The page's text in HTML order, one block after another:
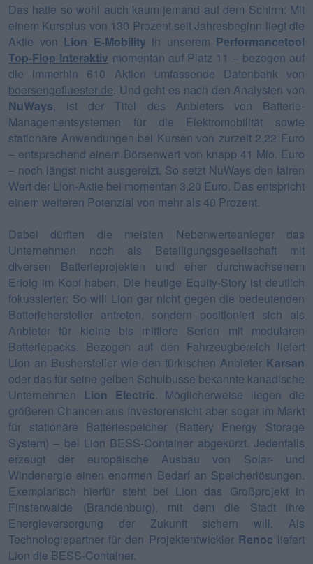
Das hatte so wohl auch kaum jemand auf dem Schirm: Mit
einem Kursplus von 130 Prozent seit Jahresbeginn liegt die
Aktie von Lion E-Mobility in unserem Performancetool
Top-Flop Interaktiv momentan auf Platz 11 – bezogen auf
die immerhin 610 Aktien umfassende Datenbank von
boersengefluester.de. Und geht es nach den Analysten von
NuWays, ist der Titel des Anbieters von Batterie-
Managementsystemen für die Elektromobilität sowie
stationäre Anwendungen bei Kursen von zurzeit 2,22 Euro
– entsprechend einem Börsenwert von knapp 41 Mio. Euro
– noch längst nicht ausgereizt. So setzt NuWays den fairen
Wert der Lion-Aktie bei momentan 3,20 Euro. Das entspricht
einem weiteren Potenzial von mehr als 40 Prozent.
Dabei dürften die meisten Nebenwerteanleger das
Unternehmen noch als Beteiligungsgesellschaft mit
diversen Batterieprojekten und eher durchwachsenem
Erfolg im Kopf haben. Die heutige Equity-Story ist deutlich
fokussierter: So will Lion gar nicht gegen die bedeutenden
Batteriehersteller antreten, sondern positioniert sich als
Anbieter für kleine bis mittlere Serien mit modularen
Batteriepacks. Bezogen auf den Fahrzeugbereich liefert
Lion an Bushersteller wie den türkischen Anbieter Karsan
oder das für seine gelben Schulbusse bekannte kanadische
Unternehmen Lion Electric. Möglicherweise liegen die
größeren Chancen aus Investorensicht aber sogar im Markt
für stationäre Batteriespeicher (Battery Energy Storage
System) – bei Lion BESS-Container abgekürzt. Jedenfalls
erzeugt der europäische Ausbau von Solar- und
Windenergie einen enormen Bedarf an Speicherlösungen.
Exemplarisch hierfür steht bei Lion das Großprojekt in
Finsterwalde (Brandenburg), mit dem die Stadt ihre
Energieversorgung der Zukunft sichern will. Als
Technologiepartner für den Projektentwickler Renoc liefert
Lion die BESS-Container.